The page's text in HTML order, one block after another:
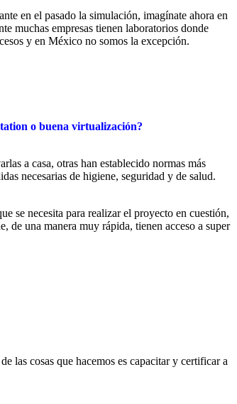
en el pasado la simulación, imagínate ahora en
muchas empresas tienen laboratorios donde
y en México no somos la excepción.
o buena virtualización?
a casa, otras han establecido normas más
necesarias de higiene, seguridad y de salud.
se necesita para realizar el proyecto en cuestión,
de una manera muy rápida, tienen acceso a super
las cosas que hacemos es capacitar y certificar a